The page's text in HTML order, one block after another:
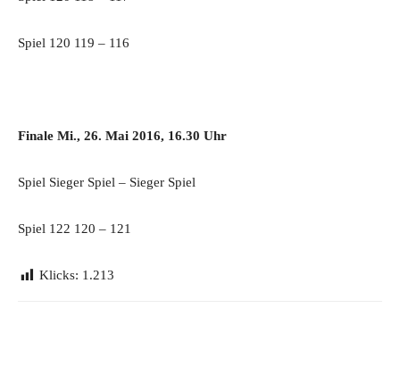
Spiel 120 119 – 116
Finale Mi., 26. Mai 2016, 16.30 Uhr
Spiel Sieger Spiel – Sieger Spiel
Spiel 122 120 – 121
Klicks: 1.213